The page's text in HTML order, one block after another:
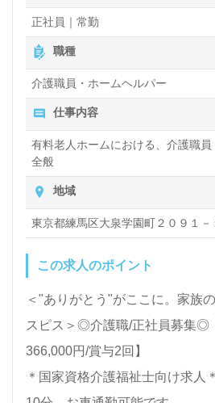
OJT/教育研修プログラムもおす
利用者様のお役に立ちたい』『
る、介護知識や技術力を高めた
ながら仕事をしたい、介護業界
アを描きたい』『転職でキャリ
い、施設形態や環境を変えて仕
大歓迎です！募集詳細等、担当
案内します。お問い合わせも遠
医療/福祉業界の正社員/パート
ブ介護】＊求人情報収集、将来
く＊
LINE、メール、お電話などご希
わせ/ご相談可能です。転職相談
渉など完全無料サービスをご利
公開求人も取扱いあり！＞"転職
正社員｜常勤
職種
介護職員・ホームヘルパー
仕事内容
有料老人ホームにおける、介護職
全般
入浴や排せつ、食事などの身体的
除、洗濯など日常生活のサポートな
地域
東京都練馬区大泉学園町２０９１－
この求人のポイント
＜"ありがとう"がここに。家族
スピス＞◎介護職/正社員募集◎
366,000円/賞与2回】
＊国家資格介護福祉士向け求人